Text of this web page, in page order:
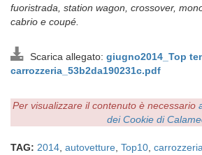
fuoristrada, station wagon, crossover,
cabrio e coupé.
Scarica allegato: giugno2014_Top
carrozzeria_53b2da190231c.pdf
Per visualizzare il contenuto è necessario
dei Cookie di
TAG: 2014 autovetture Top10 carrozzeria